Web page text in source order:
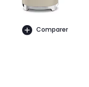
Comparer